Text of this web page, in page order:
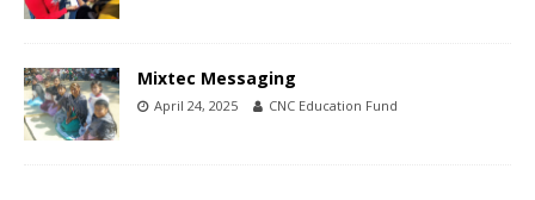
Mixtec Messaging
April 24, 2025 CNC Education Fund